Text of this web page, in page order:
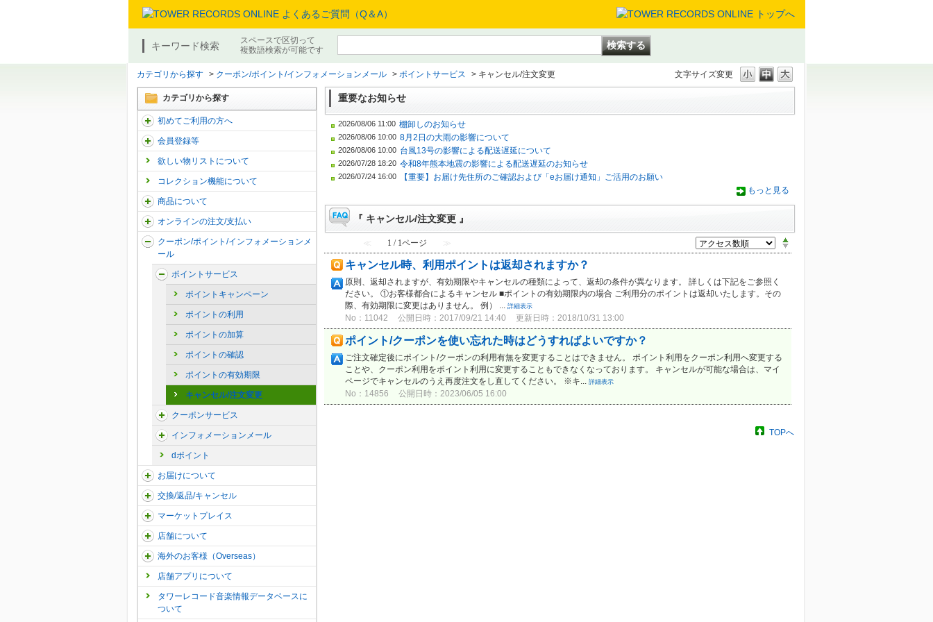
キーワード検索
スペースで区切って
複数語検索が可能です
文字サイズ変更
カテゴリから探す > クーポン/ポイント/インフォメーションメール > ポイントサービス > キャンセル/注文変更
カテゴリから探す
初めてご利用の方へ
会員登録等
欲しい物リストについて
コレクション機能について
商品について
オンラインの注文/支払い
クーポン/ポイント/インフォメーションメ
ール
ポイントサービス
ポイントキャンペーン
ポイントの利用
ポイントの加算
ポイントの確認
ポイントの有効期限
キャンセル/注文変更
クーポンサービス
インフォメーションメール
dポイント
お届けについて
交換/返品/キャンセル
マーケットプレイス
店舗について
海外のお客様（Overseas）
店舗アプリについて
タワーレコード音楽情報データベースに
ついて
重要なお知らせ
2026/08/06 11:00 棚卸しのお知らせ
2026/08/06 10:00 8月2日の大雨の影響について
2026/08/06 10:00 台風13号の影響による配送遅延について
2026/07/28 18:20 令和8年熊本地震の影響による配送遅延のお知らせ
2026/07/24 16:00
【重要】お届け先住所のご確認および「eお届け通知」ご活用のお願い
もっと見る
『 キャンセル/注文変更 』
≪ 1 / 1ページ ≫
キャンセル時、利用ポイントは返却されますか？
原則、返却されますが、有効期限やキャンセルの種類によって、返却の条件が異なります。 詳しくは下記をご参照く
ださい。 ①お客様都合によるキャンセル ■ポイントの有効期限内の場合 ご利用分のポイントは返却いたします。その
際、有効期限に変更はありません。 例） ...
詳細表示
No：11042 公開日時：2017/09/21 14:40 更新日時：2018/10/31 13:00
ポイント/クーポンを使い忘れた時はどうすればよいですか？
ご注文確定後にポイント/クーポンの利用有無を変更することはできません。 ポイント利用をクーポン利用へ変更する
ことや、クーポン利用をポイント利用に変更することもできなくなっております。 キャンセルが可能な場合は、マイ
ページでキャンセルのうえ再度注文をし直してください。 ※キ...
詳細表示
No：14856 公開日時：2023/06/05 16:00
TOPへ